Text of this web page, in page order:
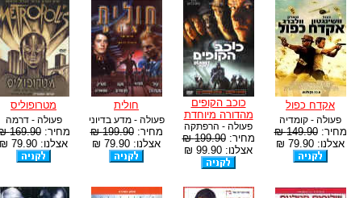
אקדח כפול
פעולה - קומדיה
מחיר:149.90 ₪
אצלנו: 79.90 ₪
כוכב הקופים
מהדורה מיוחדת
פעולה - הרפתקה
מחיר:199.90 ₪
אצלנו: 99.90 ₪
חולית
פעולה - מדע בדיוני
מחיר:199.90 ₪
אצלנו: 79.90 ₪
מטרופוליס
פעולה - דרמה
מחיר:169.90 ₪
אצלנו: 79.90 ₪